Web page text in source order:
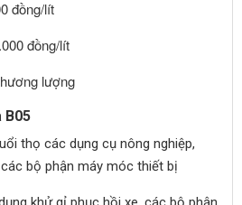
đồng/lít
đồng/lít
lượng
B05
thọ các dụng cụ nông nghiệp,
bộ phận máy móc thiết bị